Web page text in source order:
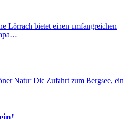
Lörrach bietet einen umfangreichen
Natur Die Zufahrt zum Bergsee, ein